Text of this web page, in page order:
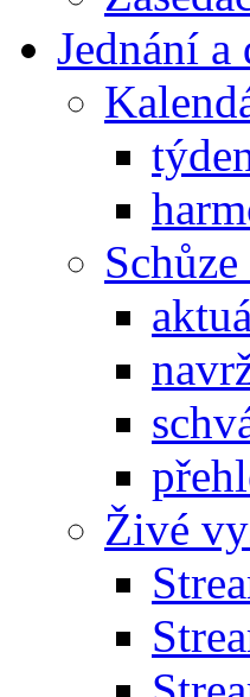
Jednání
Živé